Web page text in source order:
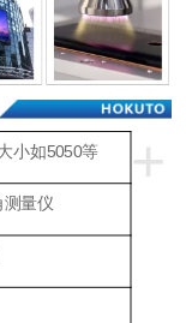
+
小如5050等
量仪